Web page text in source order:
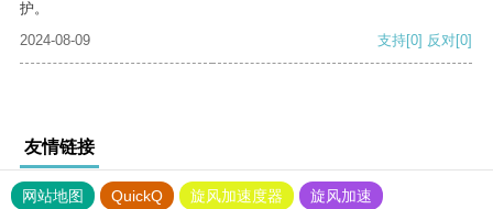
护。
2024-08-09
支持[0] 反对[0]
友情链接
网站地图 QuickQ 旋风加速度器
旋风加速